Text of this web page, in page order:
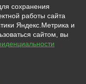
сохранения
работы сайта
Яндекс.Метрика и
сайтом, вы